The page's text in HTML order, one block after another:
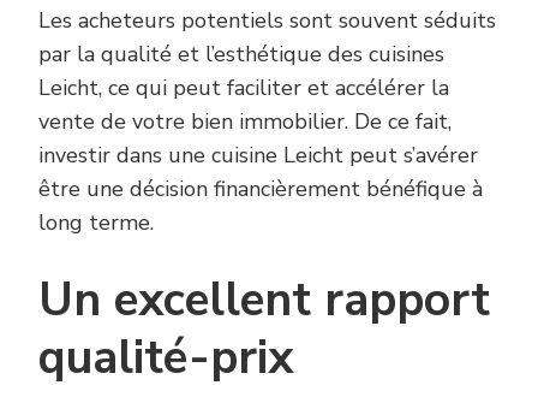
Les acheteurs potentiels sont souvent séduits
par la qualité et l’esthétique des cuisines
Leicht, ce qui peut faciliter et accélérer la
vente de votre bien immobilier. De ce fait,
investir dans une cuisine Leicht peut s’avérer
être une décision financièrement bénéfique à
long terme.
Un excellent rapport
qualité-prix